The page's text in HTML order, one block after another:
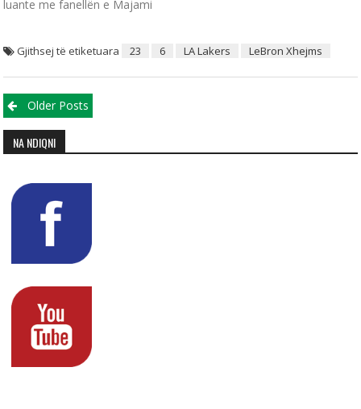
luante me fanellën e Majami
Gjithsej të etiketuara 23 6 LA Lakers LeBron Xhejms
Posts navigation
Older Posts
NA NDIQNI